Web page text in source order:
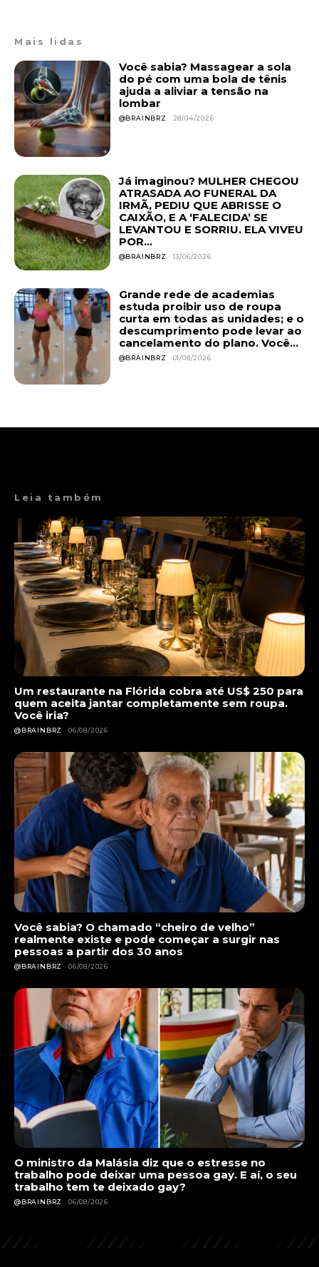
Mais lidas
Você sabia? Massagear a sola
do pé com uma bola de tênis
ajuda a aliviar a tensão na
lombar
@BRAINBRZ 28/04/2026
Já imaginou? MULHER CHEGOU
ATRASADA AO FUNERAL DA
IRMÃ, PEDIU QUE ABRISSE O
CAIXÃO, E A ‘FALECIDA’ SE
LEVANTOU E SORRIU. ELA VIVEU
POR...
@BRAINBRZ 13/06/2026
Grande rede de academias
estuda proibir uso de roupa
curta em todas as unidades; e o
descumprimento pode levar ao
cancelamento do plano. Você...
@BRAINBRZ 01/08/2026
Leia também
Um restaurante na Flórida cobra até US$ 250 para
quem aceita jantar completamente sem roupa.
Você iria?
@BRAINBRZ 06/08/2026
Você sabia? O chamado “cheiro de velho”
realmente existe e pode começar a surgir nas
pessoas a partir dos 30 anos
@BRAINBRZ 06/08/2026
O ministro da Malásia diz que o estresse no
trabalho pode deixar uma pessoa gay. E aí, o seu
trabalho tem te deixado gay?
@BRAINBRZ 06/08/2026